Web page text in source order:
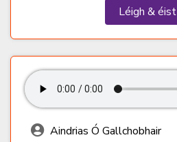
Léigh & éist
Aindrias Ó Gallchobhair